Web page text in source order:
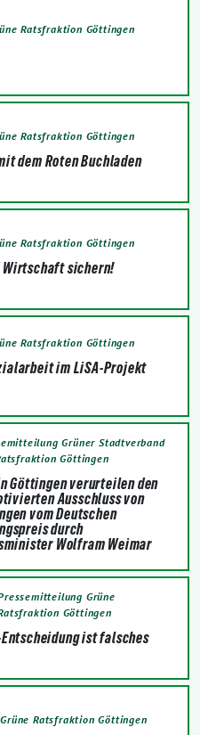
Ratsfraktion Göttingen
Ratsfraktion Göttingen
dem Roten Buchladen
Ratsfraktion Göttingen
Wirtschaft sichern!
Ratsfraktion Göttingen
im LiSA-Projekt
Grüner Stadtverband
Göttingen
Göttingen verurteilen den
Ausschluss von
vom Deutschen
durch
Wolfram Weimar
Grüne
Göttingen
ist falsches
Ratsfraktion Göttingen